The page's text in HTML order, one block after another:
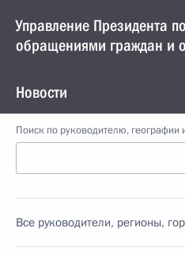
Управление Президента
обращениями граждан и
Новости
Поиск по руководителю, географии
Все руководители, регионы,